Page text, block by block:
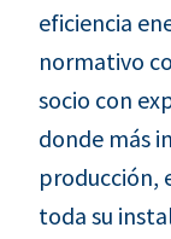
eficiencia
normativo
socio con
donde más
producción,
toda su